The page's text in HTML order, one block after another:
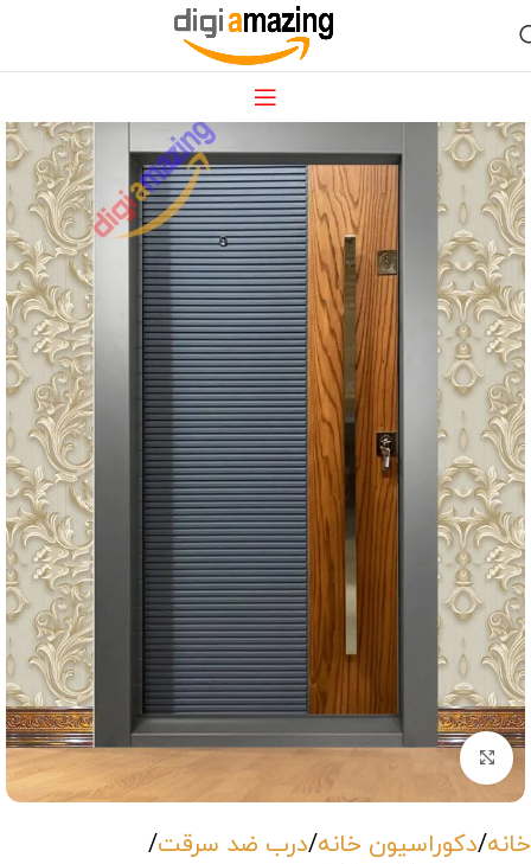
بزرگنمایی تصویر
خانه دکوراسیون خانه درب ضد سرقت